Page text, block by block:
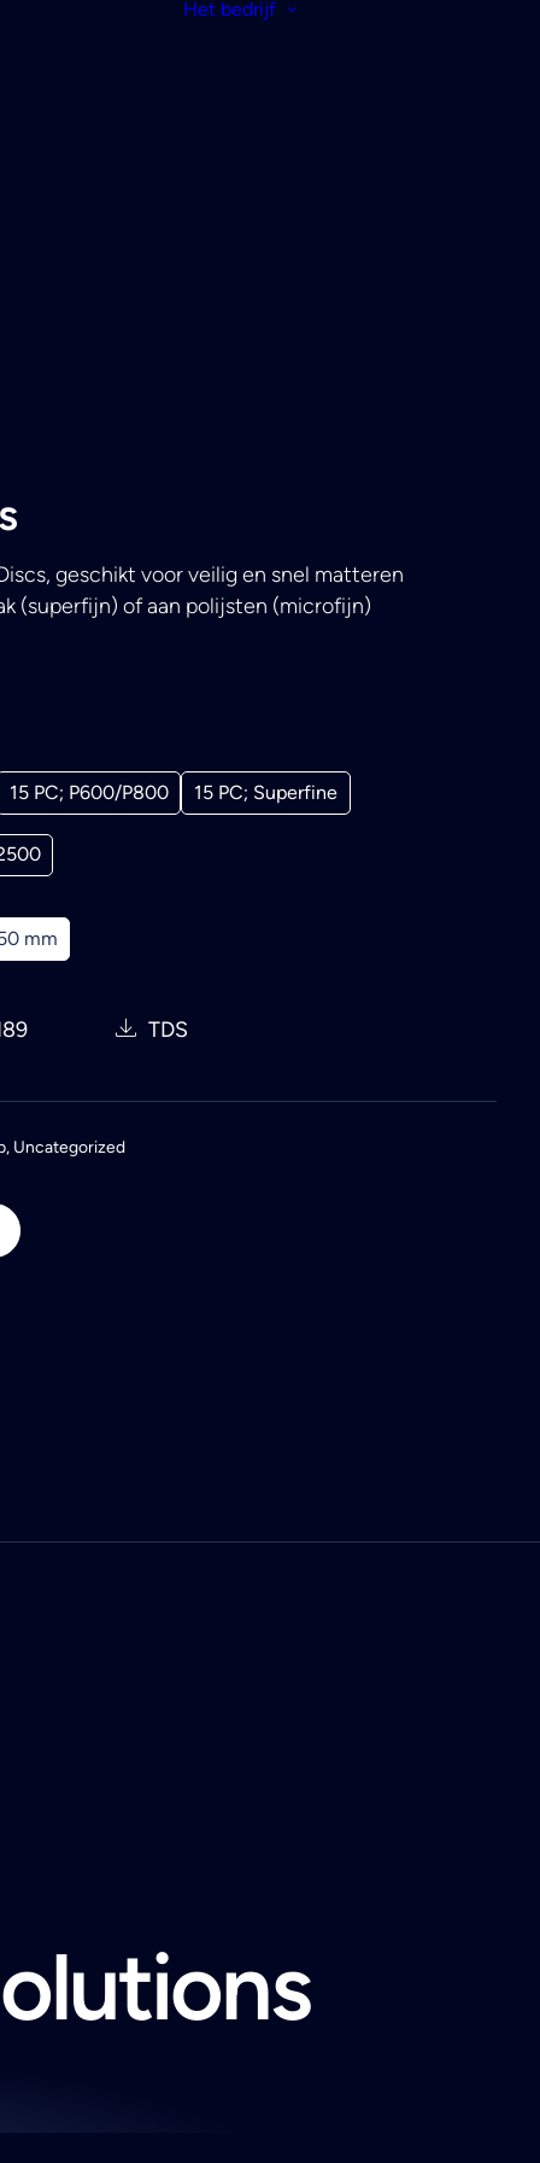
Het bedrijf
geschikt voor veilig en snel matteren
(superfijn) of aan polijsten (microfijn)
15 PC; P600/P800 15 PC; Superfine
mm
TDS
, Uncategorized